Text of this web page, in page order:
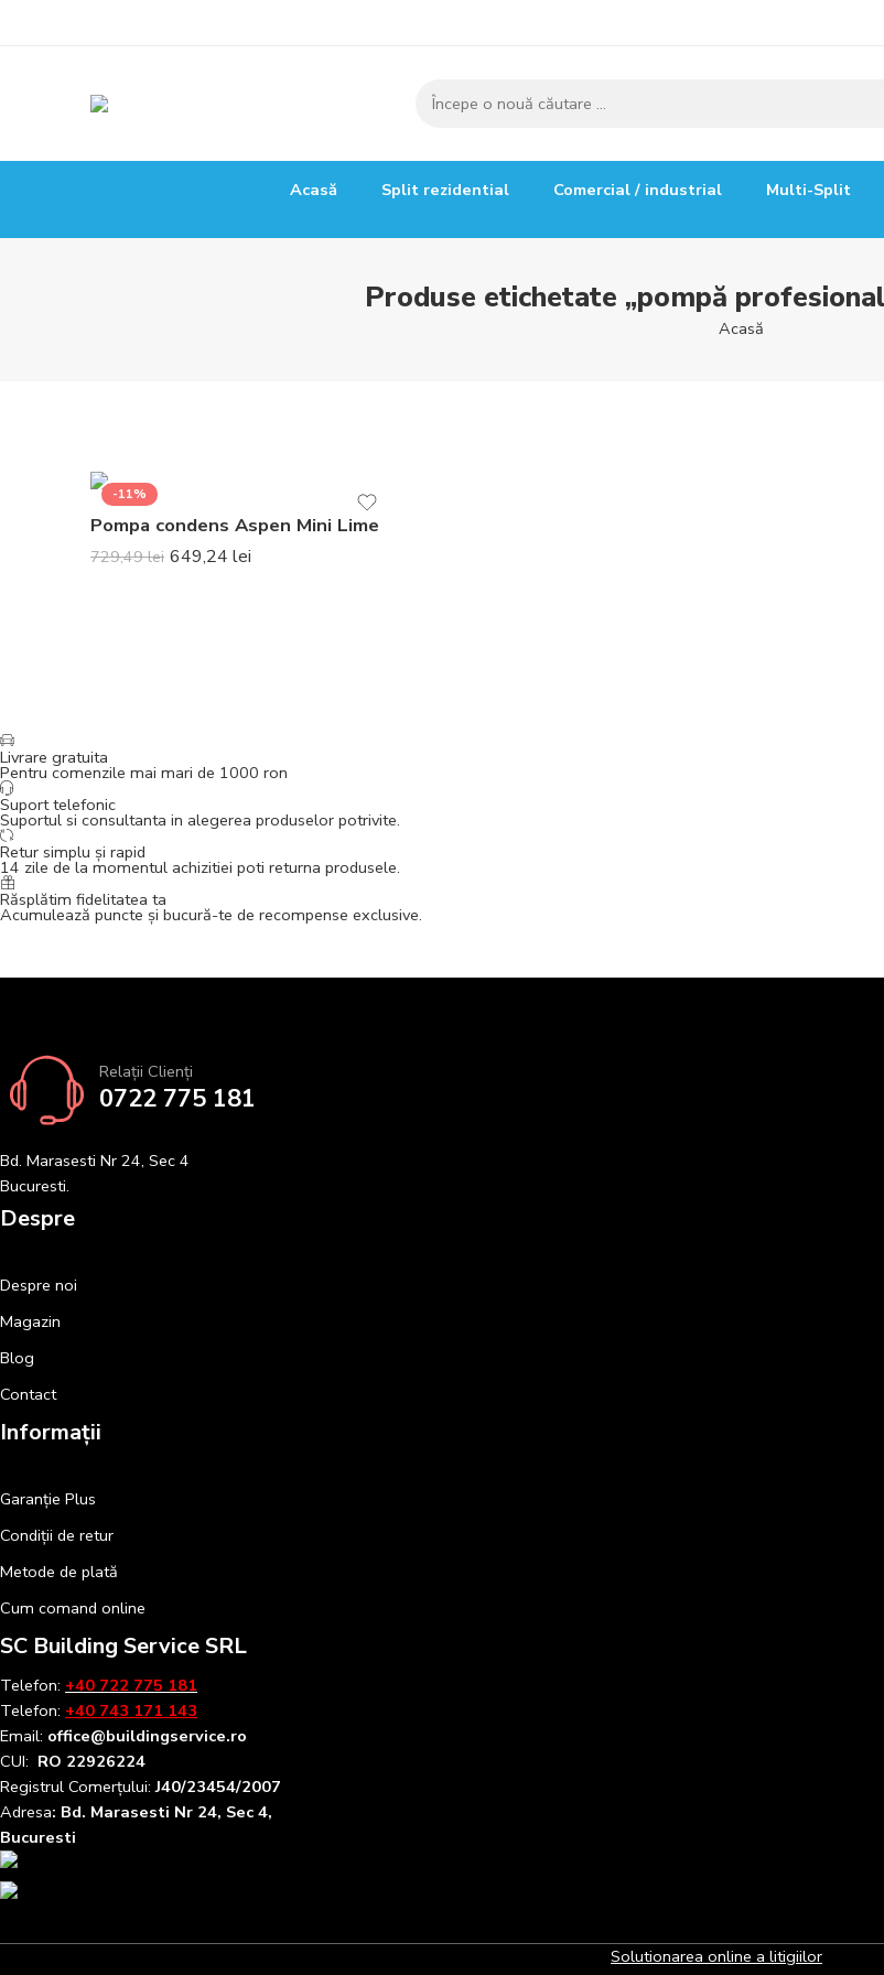
Acasă Split rezidential Comercial / industrial Multi-Split
Produse etichetate „pompă
Acasă
-11%
Pompa condens Aspen Mini Lime
729,49lei 649,24 lei
Livrare gratuita
Pentru comenzile mai mari de 1000 ron
Suport telefonic
Suportul si consultanta in alegerea produselor potrivite.
Retur simplu și rapid
14 zile de la momentul achizitiei poti returna produsele.
Răsplătim fidelitatea ta
Acumulează puncte și bucură-te de recompense exclusive.
Relații Clienți
0722 775 181
Bd. Marasesti Nr 24, Sec 4
Bucuresti.
Despre
Despre noi
Magazin
Blog
Contact
Informații
Garanție Plus
Condiții de retur
Metode de plată
Cum comand online
SC Building Service SRL
Telefon: +40 722 775 181
Telefon: +40 743 171 143
Email: office@buildingservice.ro
CUI: RO 22926224
Registrul Comerțului:J40/23454/2007
Adresa: Bd. Marasesti Nr 24, Sec 4,
Bucuresti
Solutionarea online a litigiilor